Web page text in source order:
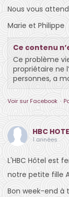
Nous vous
Marie et Philippe
Ce contenu
Ce problème
propriétaire ne
personnes, a
Voir sur Facebook ·
HBC
1 années
L'HBC Hôtel est
notre petite fille
Bon week-end à